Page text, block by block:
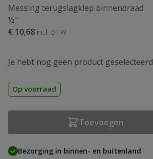
Messing terugslagklep binnendraad
½''
€ 10,68
Je hebt nog geen product geselecteerd
Op voorraad
Toevoegen
Bezorging in binnen- en buitenland